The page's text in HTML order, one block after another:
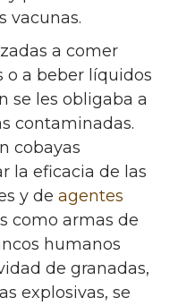
vacunas.
a comer
a beber líquidos
se les obligaba a
contaminadas.
cobayas
la eficacia de las
y de agentes
como armas de
humanos
de granadas,
explosivas, se